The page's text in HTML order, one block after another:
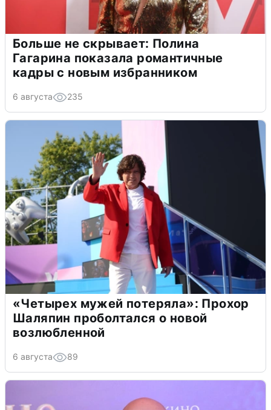
Больше не скрывает: Полина
Гагарина показала романтичные
кадры с новым избранником
6 августа 235
«Четырех мужей потеряла»: Прохор
Шаляпин проболтался о новой
возлюбленной
6 августа 89